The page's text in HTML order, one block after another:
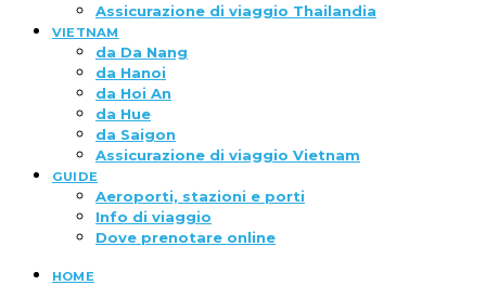
Assicurazione di viaggio Thailandia
VIETNAM
da Da Nang
da Hanoi
da Hoi An
da Hue
da Saigon
Assicurazione di viaggio Vietnam
GUIDE
Aeroporti, stazioni e porti
Info di viaggio
Dove prenotare online
HOME